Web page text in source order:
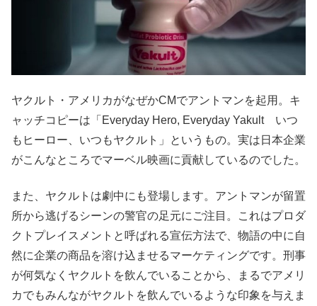
ヤクルト・アメリカがなぜかCMでアントマンを起用。キ
ャッチコピーは「Everyday Hero, Everyday Yakult いつ
もヒーロー、いつもヤクルト」というもの。実は日本企業
がこんなところでマーベル映画に貢献しているのでした。
また、ヤクルトは劇中にも登場します。アントマンが留置
所から逃げるシーンの警官の足元にご注目。これはプロダ
クトプレイスメントと呼ばれる宣伝方法で、物語の中に自
然に企業の商品を溶け込ませるマーケティングです。刑事
が何気なくヤクルトを飲んでいることから、まるでアメリ
カでもみんながヤクルトを飲んでいるような印象を与えま